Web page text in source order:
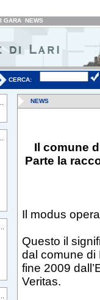
GARA NEWS
CERCA:
NEWS
Il comune
Parte la
Il modus
Questo il
dal comune di
fine 2009
Veritas.